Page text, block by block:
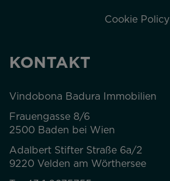
Cookie Policy
KONTAKT
Vindobona Badura Immobilien
Frauengasse 8/6
2500 Baden bei Wien
Adalbert Stifter Straße 6a/2
9220 Velden am Wörthersee